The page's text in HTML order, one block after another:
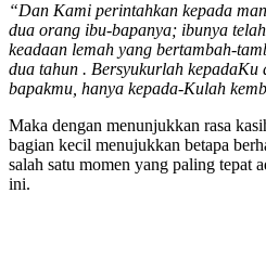
“Dan Kami perintahkan kepada
dua orang ibu-bapanya; ibunya
keadaan lemah yang bertambah-
dua tahun . Bersyukurlah kepadaKu
bapakmu, hanya kepada-Kulah
Maka dengan menunjukkan rasa
bagian kecil menujukkan betapa
salah satu momen yang paling tepat
ini.